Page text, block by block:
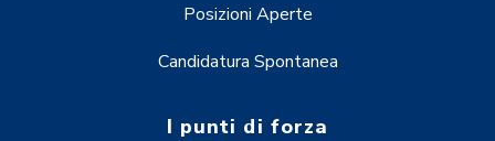
Posizioni Aperte
Candidatura Spontanea
I punti di forza